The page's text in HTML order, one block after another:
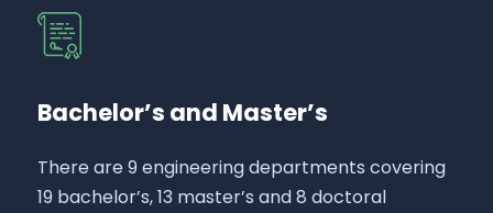
Bachelor’s and Master’s
There are 9 engineering departments covering
19 bachelor’s, 13 master’s and 8 doctoral